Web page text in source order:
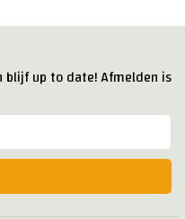
blijf up to date! Afmelden is